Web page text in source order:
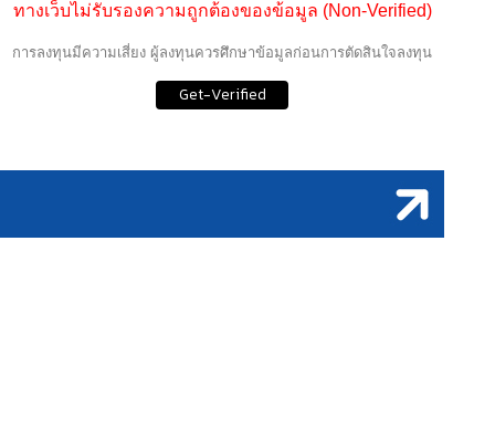
ทางเว็บไม่รับรองความถูกต้องของข้อมูล (Non-Verified)
การลงทุนมีความเสี่ยง ผู้ลงทุนควรศึกษาข้อมูลก่อนการตัดสินใจลงทุน
Get-Verified